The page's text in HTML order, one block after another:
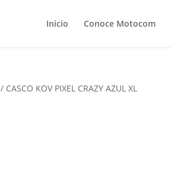
Inicio Conoce Motocom
/ CASCO KOV PIXEL CRAZY AZUL XL